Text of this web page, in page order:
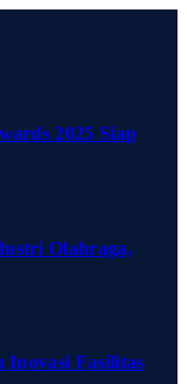
2025 Siap
Olahraga,
Inovasi Fasilitas